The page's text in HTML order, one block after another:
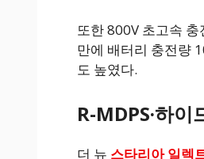
또한 800V 초고속
만에 배터리 충전량
도 높였다.
R-MDPS·하이
더 뉴 스타리아 일렉